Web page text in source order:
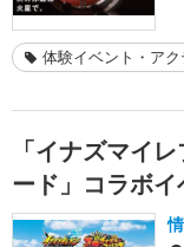
体験イベント・アク
「イナズマイ
ード」コラボイ